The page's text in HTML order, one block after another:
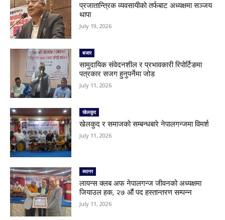
प्रजातान्त्रिक व्यवसायीको तर्फबाट अध्यक्षमा सञ्जय
थापा
July 19, 2026
बजार
सामुदायिक संवेदनशील र प्रभावकारी रिपोर्टिङमा
पत्रकार सजग हुनुपर्नेमा जोड
July 11, 2026
खेलकुद
खेलकुद र समाजको सम्बन्धबारे नेपालगन्जमा विमर्श
July 11, 2026
ब्यानर
लायन्स क्लब अफ नेपालगन्ज जीवनको अध्यक्षमा
जियाउल हक, २७ औं पद हस्तान्तरण सम्पन्न
July 11, 2026